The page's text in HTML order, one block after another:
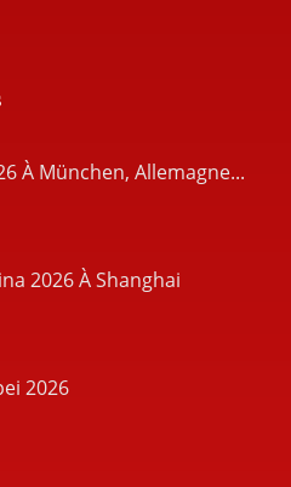
À München, Allemagne...
2026 À Shanghai
2026